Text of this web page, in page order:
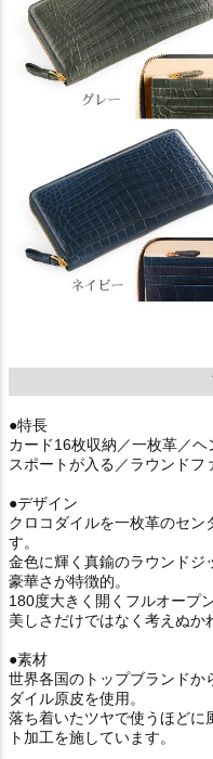
●特長
カード16枚収納／一枚革／
スポートが入る／ラウンドフ
●デザイン
クロコダイルを一枚革のセ
す。
金色に輝く真鍮のラウンドジ
豪華さが特徴的。
180度大きく開くフルオープ
美しさだけではなく考えぬか
●素材
世界各国のトップブランドか
ダイル原皮を使用。
落ち着いたツヤで使うほどに
ト加工を施しています。